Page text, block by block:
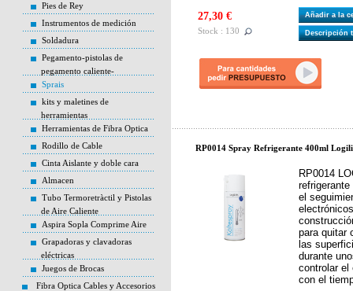
Pies de Rey
Instrumentos de medición
Soldadura
Pegamento-pistolas de
pegamento caliente-
Sprais
kits y maletines de
herramientas
Herramientas de Fibra Optica
Rodillo de Cable
Cinta Aislante y doble cara
Almacen
Tubo Termoretràctil y Pistolas
de Aire Caliente
Aspira Sopla Comprime Aire
Grapadoras y clavadoras
eléctricas
Juegos de Brocas
Fibra Optica Cables y Accesorios
27,30 €
Stock : 130
Añadir a la
Descripción
RP0014 Spray Refrigerante 400ml
RP0014
el
para quitar
las
durante
controlar el
con el